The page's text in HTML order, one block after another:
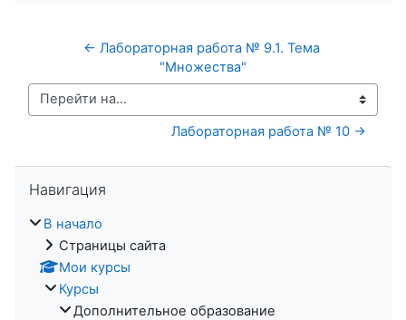
← Лабораторная работа № 9.1. Тема
"Множества"
Перейти на...
Лабораторная работа № 10 →
Навигация
В начало
Страницы сайта
Мои курсы
Курсы
Дополнительное образование